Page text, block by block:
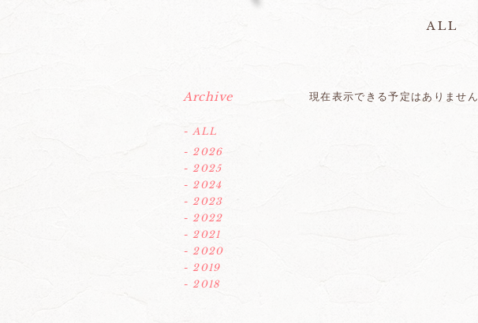
ALL
現在表示できる予定はありません
Archive
- ALL
- 2026
- 2025
- 2024
- 2023
- 2022
- 2021
- 2020
- 2019
- 2018